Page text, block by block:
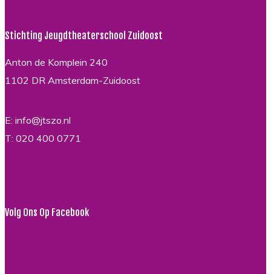
Stichting Jeugdtheaterschool Zuidoost
Anton de Komplein 240
1102 DR Amsterdam-Zuidoost
E: info@jtszo.nl
T: 020 400 0771
Volg Ons Op Facebook